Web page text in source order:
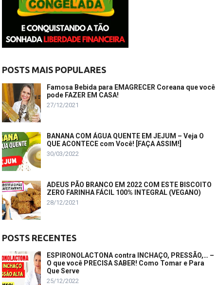
POSTS MAIS POPULARES
Famosa Bebida para EMAGRECER Coreana que você
pode FAZER EM CASA!
27/12/2021
BANANA COM ÁGUA QUENTE EM JEJUM – Veja O
QUE ACONTECE com Você! [FAÇA ASSIM!]
30/03/2022
ADEUS PÃO BRANCO EM 2022 COM ESTE BISCOITO
ZERO FARINHA FÁCIL 100% INTEGRAL (VEGANO)
28/12/2021
POSTS RECENTES
ESPIRONOLACTONA contra INCHAÇO, PRESSÃO,… –
O que você PRECISA SABER! Como Tomar e Para
Que Serve
25/12/2022